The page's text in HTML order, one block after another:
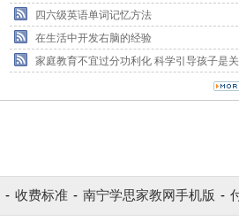
四六级英语单词记忆方法
在生活中开发右脑的经验
家庭教育不宜过分功利化 科学引导孩子是关
- 收费标准 - 南宁学思家教网手机版 -